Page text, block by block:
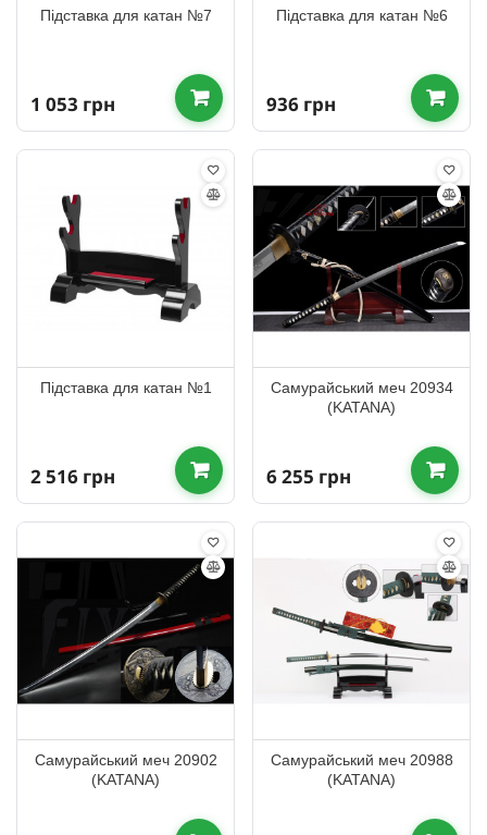
Підставка для катан №7
1 053 грн
Підставка для катан №6
936 грн
Підставка для катан №1
2 516 грн
Самурайський меч 20934
(KATANA)
6 255 грн
Самурайський меч 20902
(KATANA)
Самурайський меч 20988
(KATANA)